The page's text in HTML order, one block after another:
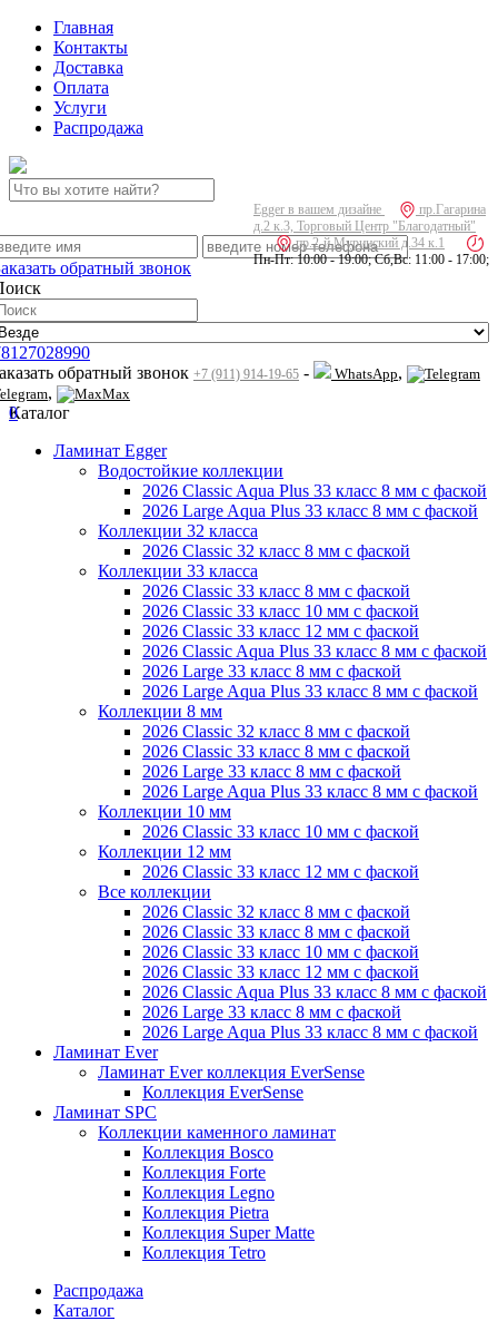
Главная
Контакты
Доставка
Оплата
Услуги
Распродажа
Egger в вашем дизайне
пр.Гагарина
д.2 к.3, Торговый Центр "Благодатный"
пр.2-й Муринский д.34 к.1
Пн-Пт: 10:00 - 19:00; Сб,Вс: 11:00 - 17:00;
обратный звонок
обратный звонок +7 (911) 914-19-65 - WhatsApp,
, Max
0
Каталог
Ламинат Egger
Водостойкие коллекции
2026 Classic Aqua Plus 33 класс 8 мм с фаской
2026 Large Aqua Plus 33 класс 8 мм с фаской
Коллекции 32 класса
2026 Classic 32 класс 8 мм с фаской
Коллекции 33 класса
2026 Classic 33 класс 8 мм с фаской
2026 Classic 33 класс 10 мм с фаской
2026 Classic 33 класс 12 мм с фаской
2026 Classic Aqua Plus 33 класс 8 мм с фаской
2026 Large 33 класс 8 мм с фаской
2026 Large Aqua Plus 33 класс 8 мм с фаской
Коллекции 8 мм
2026 Classic 32 класс 8 мм с фаской
2026 Classic 33 класс 8 мм с фаской
2026 Large 33 класс 8 мм с фаской
2026 Large Aqua Plus 33 класс 8 мм с фаской
Коллекции 10 мм
2026 Classic 33 класс 10 мм с фаской
Коллекции 12 мм
2026 Classic 33 класс 12 мм с фаской
Все коллекции
2026 Classic 32 класс 8 мм с фаской
2026 Classic 33 класс 8 мм с фаской
2026 Classic 33 класс 10 мм с фаской
2026 Classic 33 класс 12 мм с фаской
2026 Classic Aqua Plus 33 класс 8 мм с фаской
2026 Large 33 класс 8 мм с фаской
2026 Large Aqua Plus 33 класс 8 мм с фаской
Ламинат Ever
Ламинат Ever коллекция EverSense
Коллекция EverSense
Ламинат SPC
Коллекции каменного ламинат
Коллекция Bosco
Коллекция Forte
Коллекция Legno
Коллекция Pietra
Коллекция Super Matte
Коллекция Tetro
Распродажа
Каталог